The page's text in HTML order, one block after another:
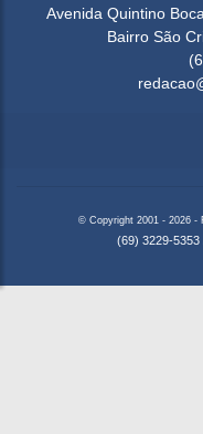
Avenida Quintino
Bairro São
© Copyright 2001 - 2026 -
(69) 3229-5353